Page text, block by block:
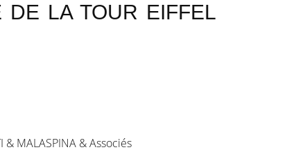
DE LA TOUR EIFFEL
MALASPINA & Associés